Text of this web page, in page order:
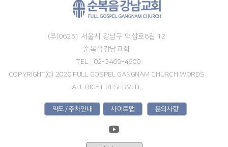
(우)06251 서울시 강남구 역삼로8길 12
순복음강남교회
TEL : 02-3469-4600
COPYRIGHT(C) 2020 FULL GOSPEL GANGNAM CHURCH WORDS
ALL RIGHT RESERVED.
약도 / 주차안내 사이트맵 문의사항